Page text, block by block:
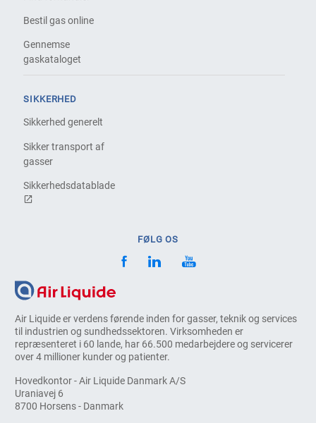
Air Liquide er verdens førende inden for gasser, teknik og services
til industrien og sundhedssektoren. Virksomheden er
repræsenteret i 60 lande, har 66.500 medarbejdere og servicerer
over 4 millioner kunder og patienter.
Hovedkontor - Air Liquide Danmark A/S
Uraniavej 6
8700 Horsens - Danmark
Bestil gas online
Gennemse
gaskataloget
SIKKERHED
Sikkerhed generelt
Sikker transport af
gasser
Sikkerhedsdatablade
FØLG OS